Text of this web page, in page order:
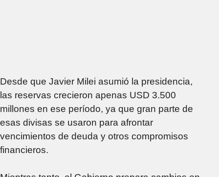
Desde que Javier Milei asumió la presidencia,
las reservas crecieron apenas USD 3.500
millones en ese período, ya que gran parte de
esas divisas se usaron para afrontar
vencimientos de deuda y otros compromisos
financieros.